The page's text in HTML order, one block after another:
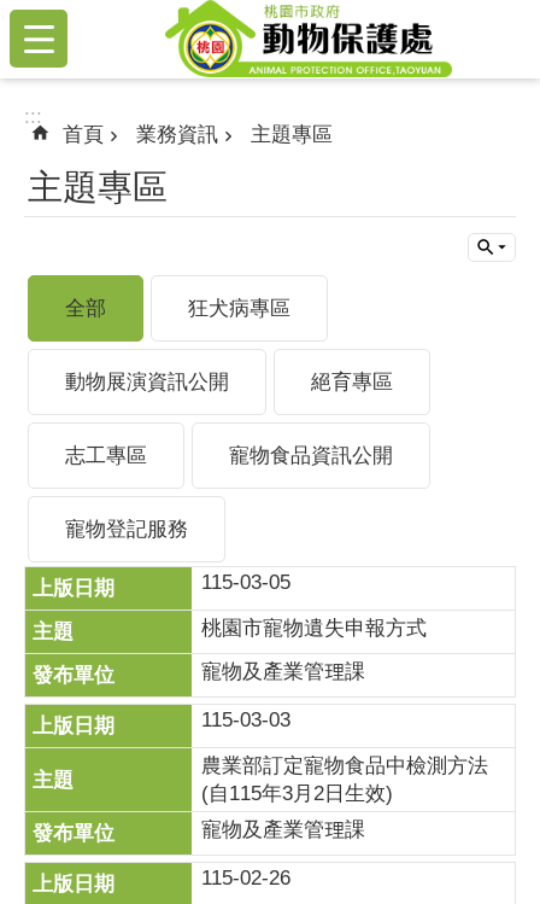
跳到主要內容區塊
:::
:::
首頁 業務資訊 主題專區
主題專區
全部 狂犬病專區
動物展演資訊公開 絕育專區
志工專區 寵物食品資訊公開
寵物登記服務
115-03-05
桃園市寵物遺失申報方式
寵物及產業管理課
115-03-03
農業部訂定寵物食品中檢測方法
(自115年3月2日生效)
寵物及產業管理課
115-02-26